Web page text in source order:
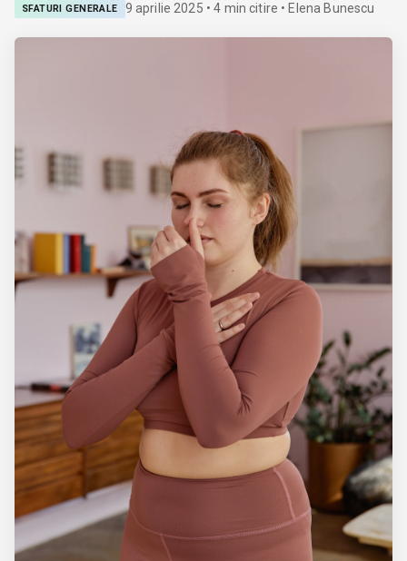
SFATURI GENERALE 9 aprilie 2025 •4 min citire • Elena Bunescu